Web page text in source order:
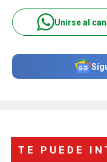
Unirse al
TE PUEDE